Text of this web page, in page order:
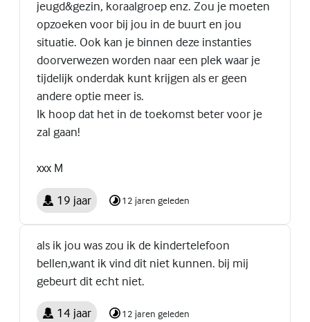
jeugd&gezin, koraalgroep enz. Zou je moeten
opzoeken voor bij jou in de buurt en jou
situatie. Ook kan je binnen deze instanties
doorverwezen worden naar een plek waar je
tijdelijk onderdak kunt krijgen als er geen
andere optie meer is.
Ik hoop dat het in de toekomst beter voor je
zal gaan!
xxx M
19 jaar 12 jaren geleden
als ik jou was zou ik de kindertelefoon
bellen,want ik vind dit niet kunnen. bij mij
gebeurt dit echt niet.
14 jaar 12 jaren geleden